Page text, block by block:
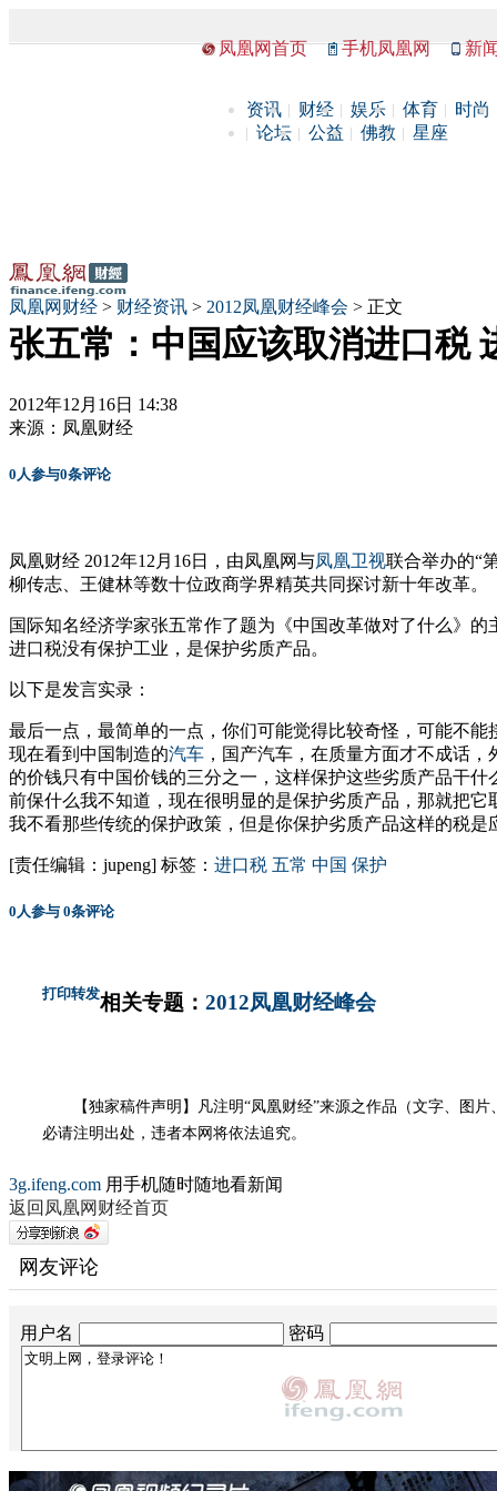
凤凰网首页 手机凤凰网 新
资讯 财经 娱乐 体育
时尚
论坛
公益 佛教 星座
凤凰网财经 > 财经资讯 > 2012凤凰财经峰会 > 正文
张五常：中国应该取消进口税
2012年12月16日 14:38
来源： 凤凰财经
0人参与0条评论
凤凰财经 2012年12月16日，由凤凰网与凤凰卫视联合举办的“
柳传志、王健林等数十位政商学界精英共同探讨新十年改革。
国际知名经济学家张五常作了题为《中国改革做对了什么》
进口税没有保护工业，是保护劣质产品。
以下是发言实录：
最后一点，最简单的一点，你们可能觉得比较奇怪，可能不
现在看到中国制造的汽车 ，国产汽车，在质量方面才不成话
的价钱只有中国价钱的三分之一，这样保护这些劣质产品干
前保什么我不知道，现在很明显的是保护劣质产品，那就把
我不看那些传统的保护政策，但是你保护劣质产品这样的税
[责任编辑：jupeng] 标签： 进口税 五常 中国 保护
0人参与 0条评论
打印转发相关专题： 2012凤凰财经峰会
【独家稿件声明】凡注明“凤凰财经”来源之作品（文字、图
必请注明出处，违者本网将依法追究。
3g.ifeng.com 用手机随时随地看新闻
返回凤凰网财经首页
网友评论
用户名 密码